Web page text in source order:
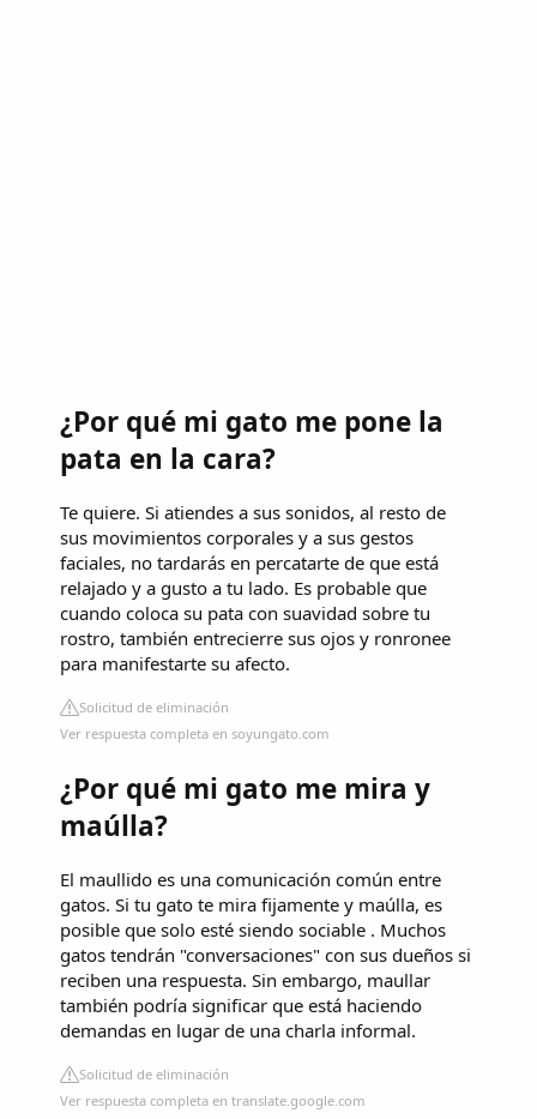
¿Por qué mi gato me pone la
pata en la cara?
Te quiere. Si atiendes a sus sonidos, al resto de
sus movimientos corporales y a sus gestos
faciales, no tardarás en percatarte de que está
relajado y a gusto a tu lado. Es probable que
cuando coloca su pata con suavidad sobre tu
rostro, también entrecierre sus ojos y ronronee
para manifestarte su afecto.
Solicitud de eliminación
Ver respuesta completa en soyungato.com
¿Por qué mi gato me mira y
maúlla?
El maullido es una comunicación común entre
gatos. Si tu gato te mira fijamente y maúlla, es
posible que solo esté siendo sociable . Muchos
gatos tendrán "conversaciones" con sus dueños si
reciben una respuesta. Sin embargo, maullar
también podría significar que está haciendo
demandas en lugar de una charla informal.
Solicitud de eliminación
Ver respuesta completa en translate.google.com